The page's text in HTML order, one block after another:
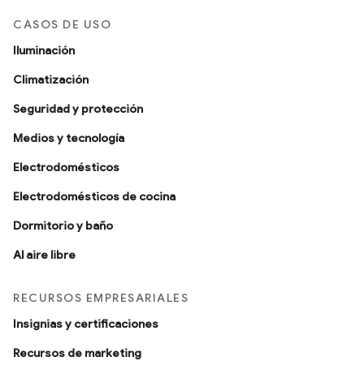
CASOS DE USO
Iluminación
Climatización
Seguridad y protección
Medios y tecnología
Electrodomésticos
Electrodomésticos de cocina
Dormitorio y baño
Al aire libre
RECURSOS EMPRESARIALES
Insignias y certificaciones
Recursos de marketing